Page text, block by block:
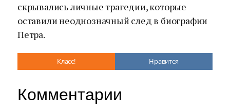
скрывались личные трагедии, которые
оставили неоднозначный след в биографии
Петра.
Класс! Нравится
Комментарии